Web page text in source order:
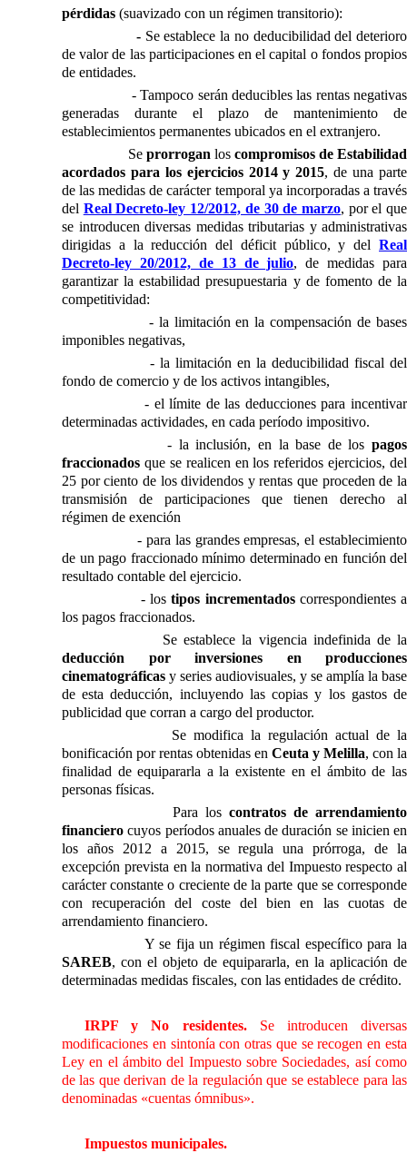
pérdidas (suavizado con un régimen transitorio):
- Se establece la no deducibilidad del deterioro
de valor de las participaciones en el capital o fondos propios
de entidades.
- Tampoco serán deducibles las rentas negativas
generadas durante el plazo de mantenimiento de
establecimientos permanentes ubicados en el extranjero.
Se prorrogan los compromisos de Estabilidad
acordados para los ejercicios 2014 y 2015, de una parte
de las medidas de carácter temporal ya incorporadas a través
del Real Decreto-ley 12/2012, de 30 de marzo, por el que
se introducen diversas medidas tributarias y administrativas
dirigidas a la reducción del déficit público, y del Real
Decreto-ley 20/2012, de 13 de julio, de medidas para
garantizar la estabilidad presupuestaria y de fomento de la
competitividad:
- la limitación en la compensación de bases
imponibles negativas,
- la limitación en la deducibilidad fiscal del
fondo de comercio y de los activos intangibles,
- el límite de las deducciones para incentivar
determinadas actividades, en cada período impositivo.
- la inclusión, en la base de lospagos
fraccionados que se realicen en los referidos ejercicios, del
25 por ciento de los dividendos y rentas que proceden de la
transmisión de participaciones que tienen derecho al
régimen de exención
- para las grandes empresas, el establecimiento
de un pago fraccionado mínimo determinado en función del
resultado contable del ejercicio.
- lostipos incrementadoscorrespondientes a
los pagos fraccionados.
Se establece la vigencia indefinida de la
deducción por inversiones en producciones
cinematográficas y series audiovisuales, y se amplía la base
de esta deducción, incluyendo las copias y los gastos de
publicidad que corran a cargo del productor.
Se modifica la regulación actual de la
bonificación por rentas obtenidas en Ceuta y Melilla, con la
finalidad de equipararla a la existente en el ámbito de las
personas físicas.
Para los contratos de arrendamiento
financiero cuyos períodos anuales de duración se inicien en
los años 2012 a 2015, se regula una prórroga, de la
excepción prevista en la normativa del Impuesto respecto al
carácter constante o creciente de la parte que se corresponde
con recuperación del coste del bien en las cuotas de
arrendamiento financiero.
Y se fija un régimen fiscal específico parala
SAREB, con el objeto de equipararla, en la aplicación de
determinadas medidas fiscales, con las entidades de crédito.
IRPF y No residentes.Se introducen diversas
modificaciones en sintonía con otras que se recogen en esta
Ley en el ámbito del Impuesto sobre Sociedades, así como
de las que derivan de la regulación que se establece para las
denominadas «cuentas ómnibus».
Impuestos municipales.